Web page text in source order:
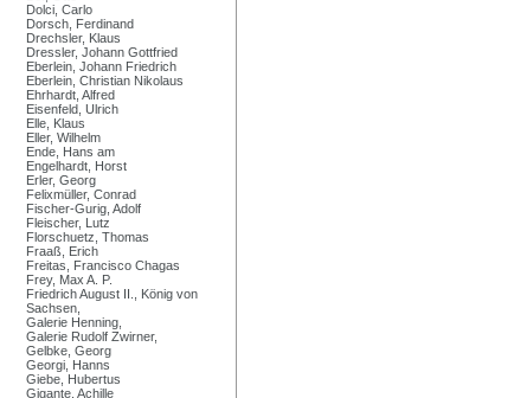
Dolci, Carlo
Dorsch, Ferdinand
Drechsler, Klaus
Dressler, Johann Gottfried
Eberlein, Johann Friedrich
Eberlein, Christian Nikolaus
Ehrhardt, Alfred
Eisenfeld, Ulrich
Elle, Klaus
Eller, Wilhelm
Ende, Hans am
Engelhardt, Horst
Erler, Georg
Felixmüller, Conrad
Fischer-Gurig, Adolf
Fleischer, Lutz
Florschuetz, Thomas
Fraaß, Erich
Freitas, Francisco Chagas
Frey, Max A. P.
Friedrich August II., König von
Sachsen,
Galerie Henning,
Galerie Rudolf Zwirner,
Gelbke, Georg
Georgi, Hanns
Giebe, Hubertus
Gigante, Achille